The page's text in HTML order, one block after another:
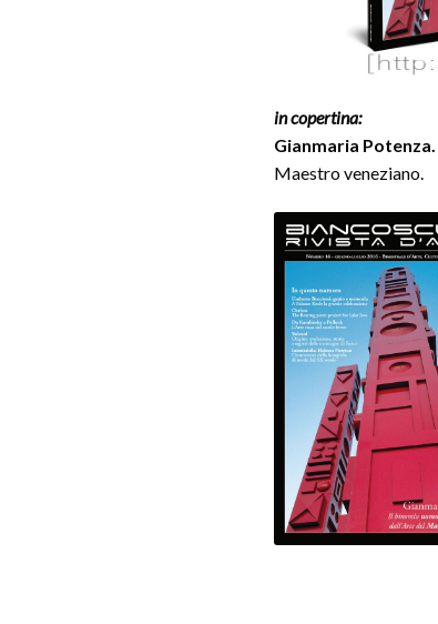
in copertina:
Gianmaria Potenza.
Maestro veneziano.